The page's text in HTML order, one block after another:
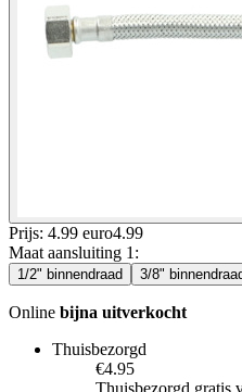
Prijs: 4.99 euro4.99
Maat aansluiting 1 :
1/2" binnendraad 3/8"
Online bijna uitverkocht
Thuisbezorgd
€4.95
Thuisbezorgd gratis